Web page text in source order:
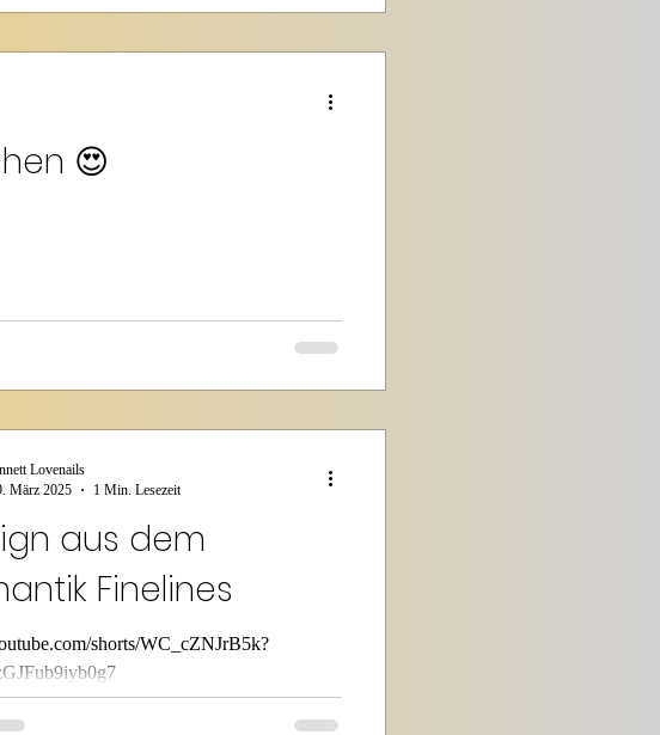
😍
aus dem
Finelines
shorts/WC_cZNJrB5k?
Lovenails
März 2025
1 Min. Lesezeit